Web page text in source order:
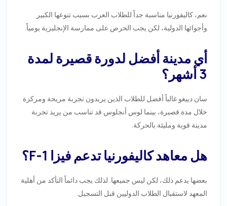
نعم، كاليفورنيا مناسبة جداً للطلاب العرب بسبب تنوعها الكبير
وأجوائها الدولية، لكن يجب الحرص على ممارسة الإنجليزية يومياً.
أي مدينة أفضل لدورة قصيرة لمدة
3 أشهر؟
سان دييغو غالباً أفضل للطلاب الذين يريدون تجربة مريحة ومركزة
خلال مدة قصيرة، بينما لوس أنجلوس قد تناسب من يريد تجربة
مدينة قوية ومليئة بالحركة.
هل معاهد كاليفورنيا تدعم فيزا F-1؟
بعضها يدعم ذلك، لكن ليس جميعها. لذلك يجب دائماً التأكد من أهلية
المعهد لاستقبال الطلاب الدوليين قبل التسجيل.